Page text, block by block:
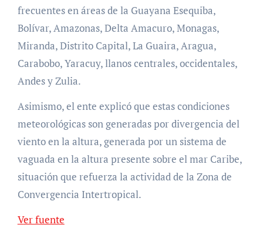
frecuentes en áreas de la Guayana Esequiba,
Bolívar, Amazonas, Delta Amacuro, Monagas,
Miranda, Distrito Capital, La Guaira, Aragua,
Carabobo, Yaracuy, llanos centrales, occidentales,
Andes y Zulia.
Asimismo, el ente explicó que estas condiciones
meteorológicas son generadas por divergencia del
viento en la altura, generada por un sistema de
vaguada en la altura presente sobre el mar Caribe,
situación que refuerza la actividad de la Zona de
Convergencia Intertropical.
Ver fuente